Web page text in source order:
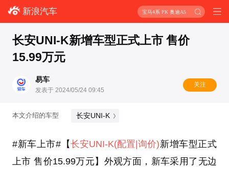
新浪汽车 宝马4系 PK 奥迪A5
长安UNI-K新增车型正式上市 售价
15.99万元
易车
发表于 2024/05/24 09:45
关注
本文介绍的车型 长安UNI-K
#新车上市#【长安UNI-K(配置|询价)新增车型正式
上市 售价15.99万元】外观方面，新车采用了无边